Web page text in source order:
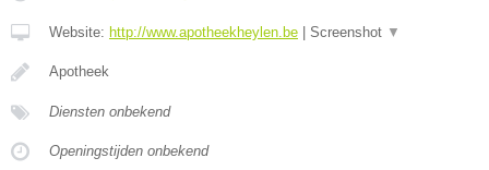
Website: http://www.apotheekheylen.be Screenshot ▼
Apotheek
Diensten onbekend
Openingstijden onbekend